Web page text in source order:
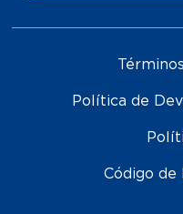
Política de
Código de